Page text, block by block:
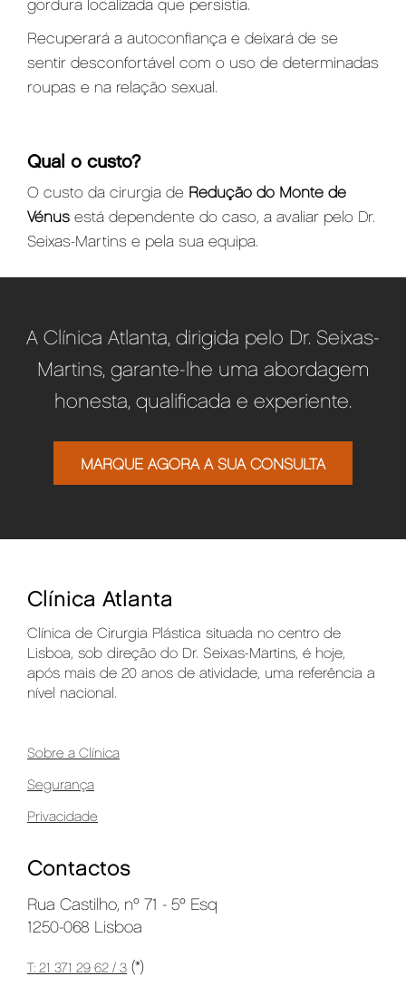
gordura localizada que persistia.
Recuperará a autoconfiança e deixará de se
sentir desconfortável com o uso de determinadas
roupas e na relação sexual.
Qual o custo?
O custo da cirurgia de Redução do Monte de
Vénus está dependente do caso, a avaliar pelo Dr.
Seixas-Martins e pela sua equipa.
A Clínica Atlanta, dirigida pelo Dr. Seixas-
Martins, garante-lhe uma abordagem
honesta, qualificada e experiente.
MARQUE AGORA A SUA CONSULTA
Clínica Atlanta
Clínica de Cirurgia Plástica situada no centro de
Lisboa, sob direção do Dr. Seixas-Martins, é hoje,
após mais de 20 anos de atividade, uma referência a
nível nacional.
Sobre a Clínica
Segurança
Privacidade
Contactos
Rua Castilho, nº 71 - 5º Esq
1250-068 Lisboa
T: 21 371 29 62 / 3 (*)